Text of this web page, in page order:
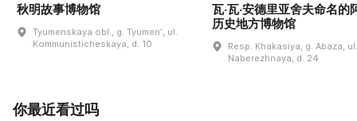
秋明故事博物馆
Tyumenskaya obl., g. Tyumenʹ, ul.
Kommunisticheskaya, d. 10
瓦·瓦·安德里亚舍夫命名的
历史地方博物馆
Resp. Khakasiya, g. Abaza, ul.
Naberezhnaya, d. 24
你最近看过吗